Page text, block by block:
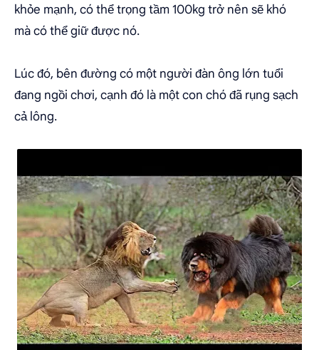
khỏe mạnh, có thể trọng tầm 100kg trở nên sẽ khó
mà có thể giữ được nó.
Lúc đó, bên đường có một người đàn ông lớn tuổi
đang ngồi chơi, cạnh đó là một con chó đã rụng sạch
cả lông.